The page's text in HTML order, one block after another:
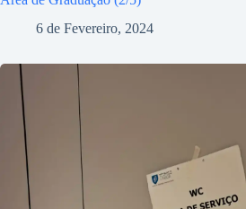
6 de Fevereiro, 2024